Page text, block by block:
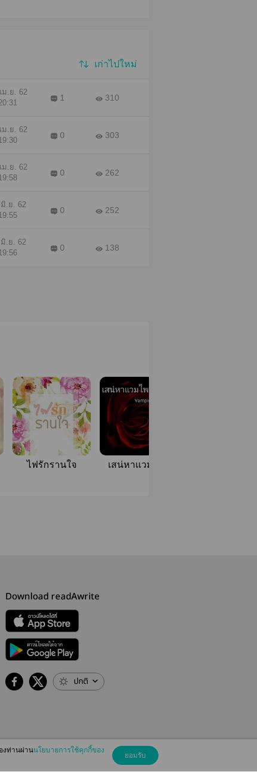
เก่าไปใหม่
ม.ย. 62
1 310
ม.ย. 62
0 303
ม.ย. 62
0 262
มิ.ย. 62
0 252
มิ.ย. 62
0 138
ไฟรักรานใจ
เสน่หาแวมไพร์
Download readAwrite
ปกติ
งท่านผ่านนโยบายการใช้คุกกี้ของ
ยอมรับ